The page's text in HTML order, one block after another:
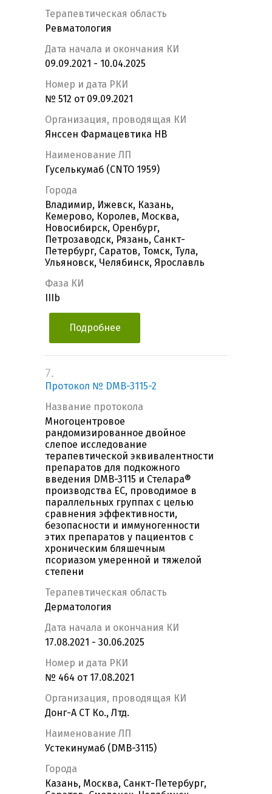
Терапевтическая область
Ревматология
Дата начала и окончания КИ
09.09.2021 - 10.04.2025
Номер и дата РКИ
№ 512 от 09.09.2021
Организация, проводящая КИ
Янссен Фармацевтика НВ
Наименование ЛП
Гуселькумаб (CNTO 1959)
Города
Владимир, Ижевск, Казань,
Кемерово, Королев, Москва,
Новосибирск, Оренбург,
Петрозаводск, Рязань, Санкт-
Петербург, Саратов, Томск, Тула,
Ульяновск, Челябинск, Ярославль
Фаза КИ
IIIb
Подробнее
7.
Протокол № DMB-3115-2
Название протокола
Многоцентровое
рандомизированное двойное
слепое исследование
терапевтической эквивалентности
препаратов для подкожного
введения DMB-3115 и Стелара®
производства ЕС, проводимое в
параллельных группах с целью
сравнения эффективности,
безопасности и иммуногенности
этих препаратов у пациентов с
хроническим бляшечным
псориазом умеренной и тяжелой
степени
Терапевтическая область
Дерматология
Дата начала и окончания КИ
17.08.2021 - 30.06.2025
Номер и дата РКИ
№ 464 от 17.08.2021
Организация, проводящая КИ
Донг-А СТ Ко., Лтд.
Наименование ЛП
Устекинумаб (DMB-3115)
Города
Казань, Москва, Санкт-Петербург,